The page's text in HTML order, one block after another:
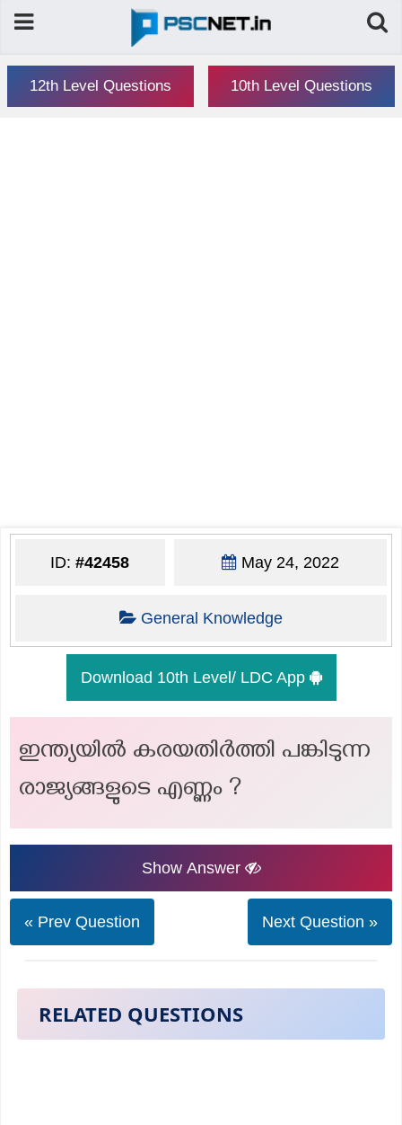
12th Level Questions 10th Level Questions
ID:#42458 May 24, 2022
General Knowledge
Download 10th Level/ LDC App
ഇന്ത്യയിൽ കരയതിർത്തി പങ്കിടുന്ന
രാജ്യങ്ങളുടെ എണ്ണം ?
Show Answer
« Prev Question Next Question »
RELATED QUESTIONS